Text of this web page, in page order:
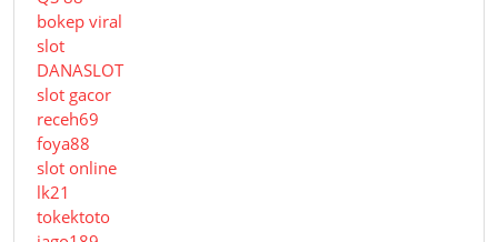
bokep viral
slot
DANASLOT
slot gacor
receh69
foya88
slot online
lk21
tokektoto